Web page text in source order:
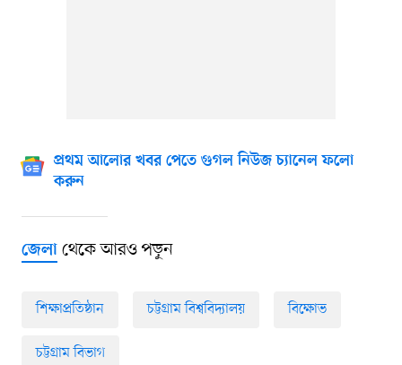
প্রথম আলোর খবর পেতে গুগল নিউজ চ্যানেল ফলো
করুন
জেলাথেকে আরও পড়ুন
শিক্ষাপ্রতিষ্ঠান চট্টগ্রাম বিশ্ববিদ্যালয় বিক্ষোভ
চট্টগ্রাম বিভাগ